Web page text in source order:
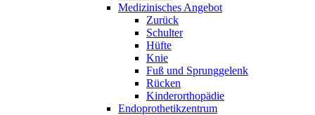
Medizinisches Angebot
Zurück
Schulter
Hüfte
Knie
Fuß und Sprunggelenk
Rücken
Kinderorthopädie
Endoprothetikzentrum